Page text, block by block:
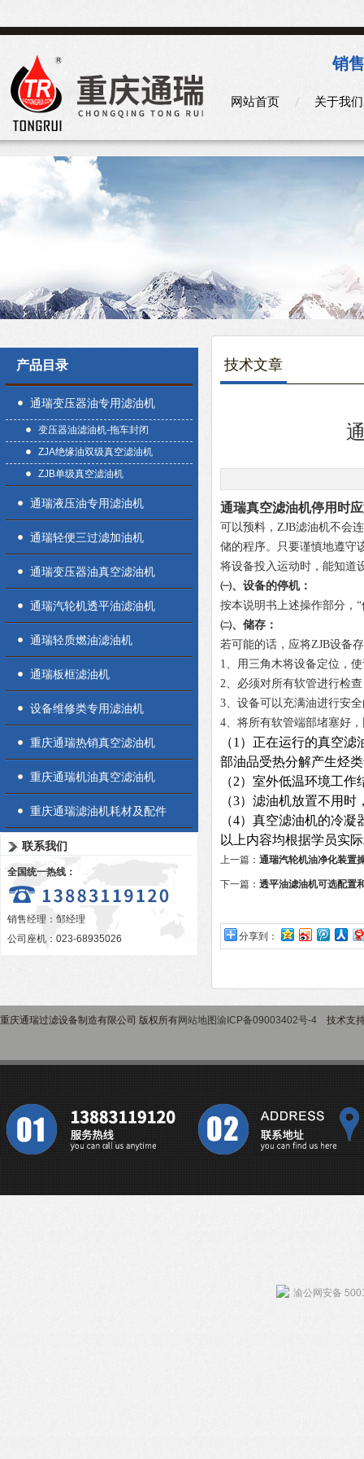
销
网站首页 关于我们
产品目录
通瑞变压器油专用滤油机
变压器油滤油机-拖车封闭
ZJA绝缘油双级真空滤油机
ZJB单级真空滤油机
通瑞液压油专用滤油机
通瑞轻便三过滤加油机
通瑞变压器油真空滤油机
通瑞汽轮机透平油滤油机
通瑞轻质燃油滤油机
通瑞板框滤油机
设备维修类专用滤油机
重庆通瑞热销真空滤油机
重庆通瑞机油真空滤油机
重庆通瑞滤油机耗材及配件
联系我们
全国统一热线：
销售经理：邹经理
公司座机：023-68935026
技术文章
通瑞真空滤油机停用时
可以预料，ZJB滤油机不会
储的程序。只要谨慎地遵守
将设备投入运动时，能知道
㈠、设备的停机：
按本说明书上述操作部分，
㈡、储存：
若可能的话，应将ZJB设备
1、用三角木将设备定位，
2、必须对所有软管进行检
3、设备可以充满油进行安
4、将所有软管端部堵塞好
（1）正在运行的真空
部油品受热分解产生烃
（2）室外低温环境工
（3）滤油机放置不用
（4）真空滤油机的冷
以上内容均根据学员实
上一篇： 通瑞汽轮机油净化装置
下一篇： 透平油滤油机可选配置
分享到：
重庆通瑞过滤设备制造有限公司 版权所有网站地图渝ICP备09003402号-4 技术支
渝公网安备